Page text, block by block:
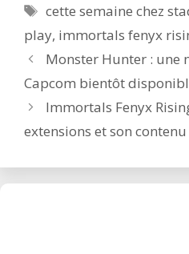
Étiquettes
cette semaine chez
play, immortals fenyx
Post
navigation
Monster Hunter : une
Capcom bientôt
Immortals Fenyx
extensions et son